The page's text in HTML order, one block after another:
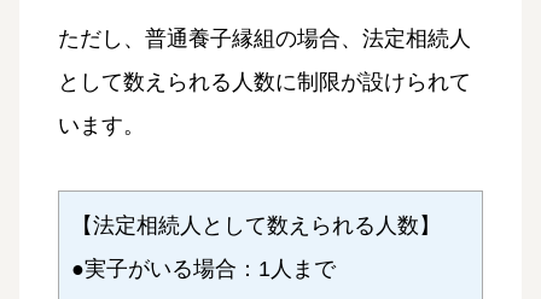
ただし、普通養子縁組の場合、法定相続人
として数えられる人数に制限が設けられて
います。
【法定相続人として数えられる人数】
●実子がいる場合：1人まで